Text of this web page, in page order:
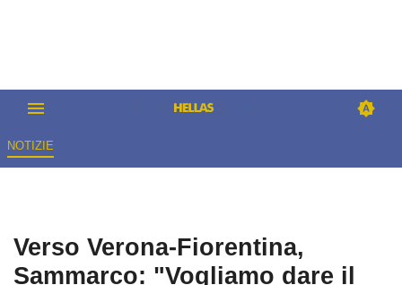
NOTIZIE
Verso Verona-Fiorentina,
Sammarco: "Vogliamo dare il